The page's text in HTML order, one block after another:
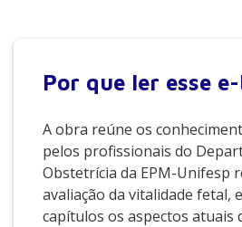
Por que ler esse
A obra reúne os
pelos profissionais do
Obstetrícia da EPM-Unifesp
avaliação da vitalidade fetal,
capítulos os aspectos atuais